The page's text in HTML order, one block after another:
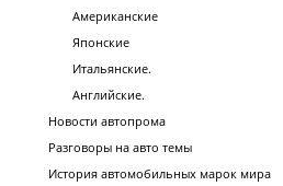
Американские
Японские
Итальянские.
Английские.
Новости автопрома
Разговоры на авто темы
История автомобильных марок мира